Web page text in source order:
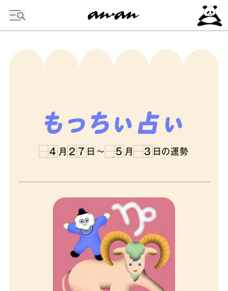
4
3
4 月 2
1
2 7
6
7 日 ～ 5
4
5 月 3
2
3 日の運勢